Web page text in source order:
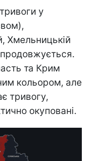
у
Хмельницькій
продовжується.
та Крим
кольором, але
тривогу,
окуповані.